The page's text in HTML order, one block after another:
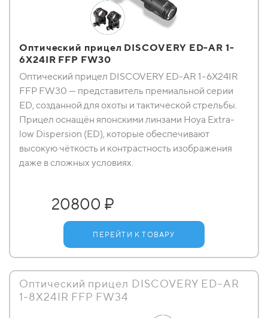
Оптический прицел DISCOVERY ED-AR 1-
6X24IR FFP FW30
Оптический прицел DISCOVERY ED-AR 1-6X24IR
FFP FW30 — представитель премиальной серии
ED, созданной для охоты и тактической стрельбы.
Прицел оснащён японскими линзами Hoya Extra-
low Dispersion (ED), которые обеспечивают
высокую чёткость и контрастность изображения
даже в сложных условиях.
20800 ₽
ПЕРЕЙТИ К ТОВАРУ
Оптический прицел DISCOVERY ED-AR
1-8X24IR FFP FW34